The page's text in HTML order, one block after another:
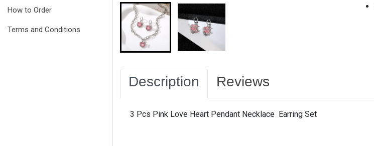
How to Order
Terms and Conditions
Description Reviews
3 Pcs Pink Love Heart Pendant Necklace Earring Set